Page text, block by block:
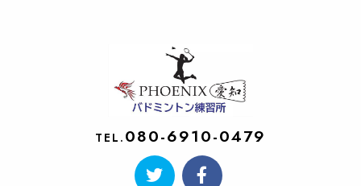
TEL. 080-6910-0479